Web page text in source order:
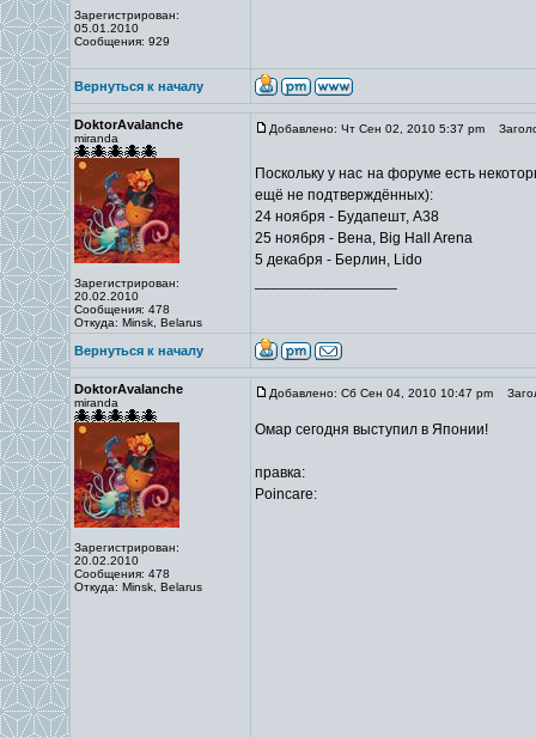
Зарегистрирован:
05.01.2010
Сообщения: 929
Вернуться к началу
DoktorAvalanche
miranda
Зарегистрирован:
20.02.2010
Сообщения: 478
Откуда: Minsk, Belarus
Добавлено: Чт Сен 02, 2010 5:37 pm
Поскольку у нас на форуме есть
ещё не подтверждённых):
24 ноября - Будапешт, A38
25 ноября - Вена, Big Hall Arena
5 декабря - Берлин, Lido
Вернуться к началу
DoktorAvalanche
miranda
Зарегистрирован:
20.02.2010
Сообщения: 478
Откуда: Minsk, Belarus
Добавлено: Сб Сен 04, 2010 10:47 pm
Омар сегодня выступил в Японии!
правка:
Poincare: